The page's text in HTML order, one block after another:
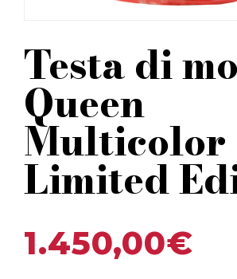
Testa di
Queen
Multicolor
Limited
1.450,00€